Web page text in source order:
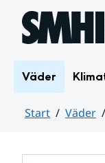
Hoppa till sidans
Väder
Start Väder